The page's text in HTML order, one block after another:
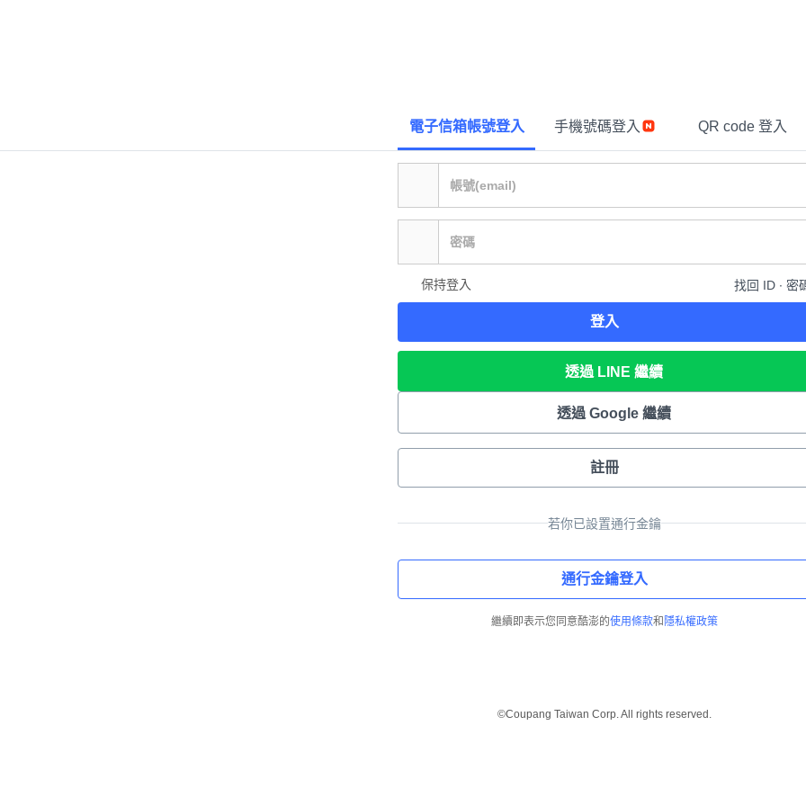
電子信箱帳號登入 手機號碼登入 QR code 登入
保持登入 找回 ID ∙ 密
登入
透過 LINE 繼續
透過 Google 繼續
註冊
若你已設置通行金鑰
通行金鑰登入
繼續即表示您同意酷澎的使用條款和 隱私權政策
©Coupang Taiwan Corp. All rights reserved.